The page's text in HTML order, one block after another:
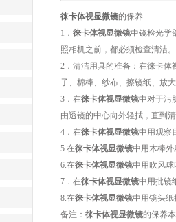
徕卡体视显微镜的保养
1． 徕卡体视显微镜中镜检光学
照相机之前，都必须检查清洁。
2．清洁用具的准备：在徕卡
子、棉棒、纱布、擦镜纸、放
3．在徕卡体视显微镜中对于污
由透镜的中心向外轻拭，直到
4．在徕卡体视显微镜中用观察
5.在徕卡体视显微镜中用木棒
6.在徕卡体视显微镜中用吹风
7．在徕卡体视显微镜中用批镜
8.在徕卡体视显微镜中用镜头
备注： 徕卡体视显微镜的保养